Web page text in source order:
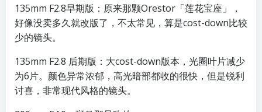
135mm F2.8早期版：原来那颗Orestor「莲花宝座」，
好像没卖多久就改版了，不太常见，算是cost-down比较
少的镜头。
135mm F2.8 后期版：大cost-down版本，光圈叶片减少
为6片。颜色异常浓郁，高光暗部都收的很快，但是锐利
讨喜，非常现代风格的镜头。